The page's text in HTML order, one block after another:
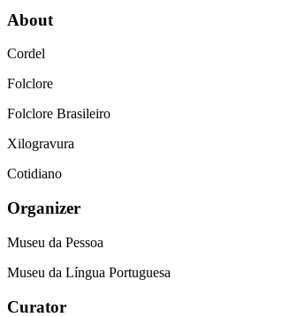
About
Cordel
Folclore
Folclore Brasileiro
Xilogravura
Cotidiano
Organizer
Museu da Pessoa
Museu da Língua Portuguesa
Curator